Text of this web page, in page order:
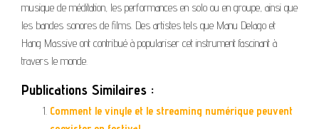
musique de méditation, les performances en solo ou en groupe, ainsi que
les bandes sonores de films. Des artistes tels que Manu Delago et
Hang Massive ont contribué à populariser cet instrument fascinant à
travers le monde.
Publications Similaires :
Comment le vinyle et le streaming numérique peuvent